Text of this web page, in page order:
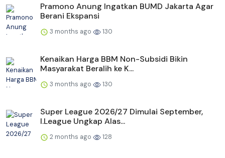
Pramono Anung Ingatkan BUMD Jakarta Agar
Berani Ekspansi
3 months ago 130
Kenaikan Harga BBM Non-Subsidi Bikin
Masyarakat Beralih ke K...
3 months ago 130
Super League 2026/27 Dimulai September,
I.League Ungkap Alas...
2 months ago 128